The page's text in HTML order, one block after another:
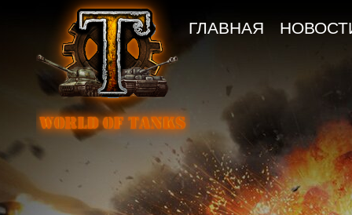
ГЛАВНАЯ